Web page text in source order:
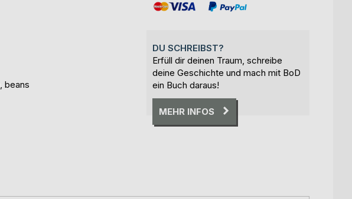
beans
DU SCHREIBST?
Erfüll dir deinen Traum, schreibe
deine Geschichte und mach mit BoD
ein Buch daraus!
MEHR INFOS